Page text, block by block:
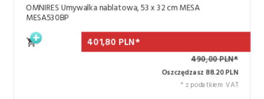
OMNIRES Umywalka nablatowa, 53 x 32 cm MESA
MESA530BP
401,80 PLN*
490,00 PLN*
Oszczędzasz 88.20 PLN
* z podatkiem VAT